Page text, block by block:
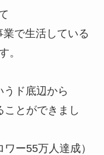
で生活している
。
ド底辺から
とができまし
ー55万人達成）